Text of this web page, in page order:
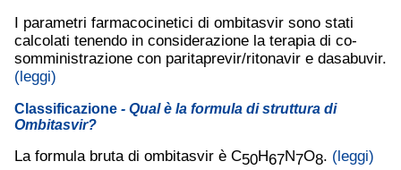
I parametri farmacocinetici di ombitasvir sono stati
calcolati tenendo in considerazione la terapia di co-
somministrazione con paritaprevir/ritonavir e dasabuvir.
(leggi)
Classificazione - Qual è la formula di struttura di
Ombitasvir?
La formula bruta di ombitasvir è C50H67N7O8. (leggi)